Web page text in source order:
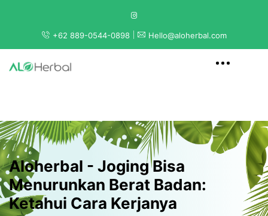
+62 889-0544-0898 Hello@aloherbal.com
Aloherbal - Joging Bisa
Menurunkan Berat Badan:
Ketahui Cara Kerjanya